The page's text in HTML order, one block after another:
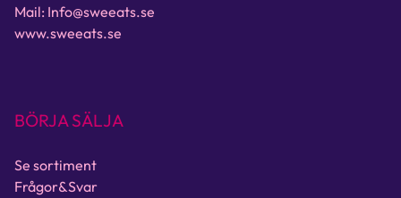
Mail: Info@sweeats.se
www.sweeats.se
BÖRJA SÄLJA
Se sortiment
Frågor&Svar